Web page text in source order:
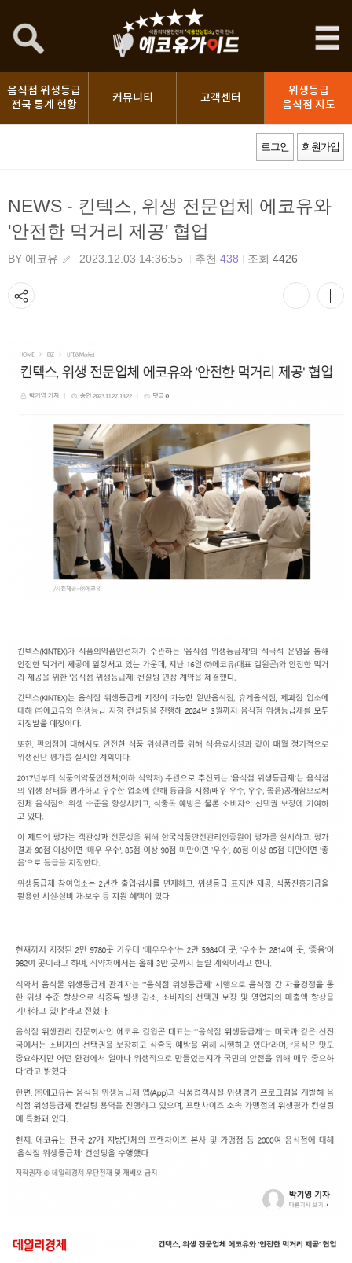
음식점 위생등급
전국 통계 현황
커뮤니티 고객센터
위생등급
음식점 지도
로그인 회원가입
NEWS - 킨텍스, 위생 전문업체 에코유와
'안전한 먹거리 제공' 협업
BY 에코유 2023.12.03 14:36:55 추천 438 조회 4426